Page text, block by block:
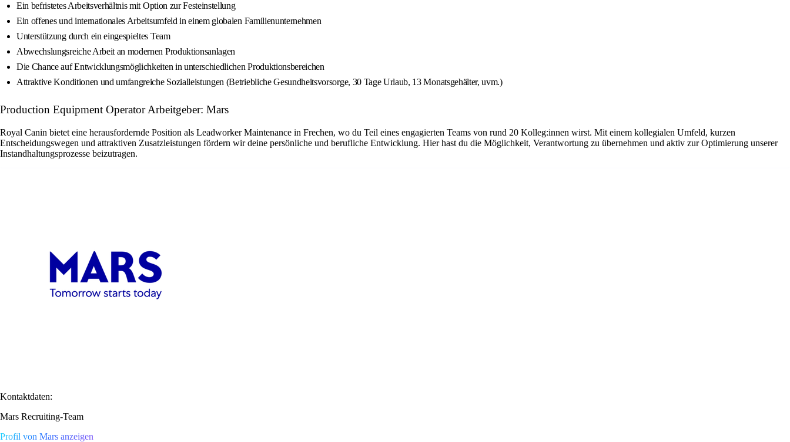
Ein befristetes Arbeitsverhältnis mit Option zur Festeinstellung
Ein offenes und internationales Arbeitsumfeld in einem globalen Familienunternehmen
Unterstützung durch ein eingespieltes Team
Abwechslungsreiche Arbeit an modernen Produktionsanlagen
Die Chance auf Entwicklungsmöglichkeiten in unterschiedlichen Produktionsbereichen
Attraktive Konditionen und umfangreiche Sozialleistungen (Betriebliche Gesundheitsvorsorge, 30 Tage Urlaub, 13 Monatsgehälter, uvm.)
Production Equipment Operator Arbeitgeber: Mars
Royal Canin bietet eine herausfordernde Position als Leadworker Maintenance in Frechen, wo du Teil eines engagierten Teams von rund 20 Kolleg:innen wirst. Mit einem kollegialen Umfeld, kurzen
Entscheidungswegen und attraktiven Zusatzleistungen fördern wir deine persönliche und berufliche Entwicklung. Hier hast du die Möglichkeit, Verantwortung zu übernehmen und aktiv zur Optimierung unserer
Instandhaltungsprozesse beizutragen.
Kontaktdaten:
Mars Recruiting-Team
Profil von Mars anzeigen